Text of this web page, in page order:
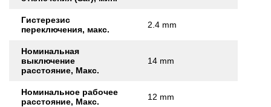
Гистерезис
переключения, макс.
2.4 mm
Номинальная
выключение
расстояние, Макс.
14 mm
Номинальное рабочее
расстояние, Макс.
12 mm